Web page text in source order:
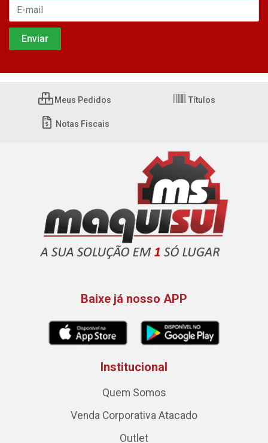
Meus Pedidos Títulos
Notas Fiscais
Baixe já nosso APP
Institucional
Quem Somos
Venda Corporativa Atacado
Outlet